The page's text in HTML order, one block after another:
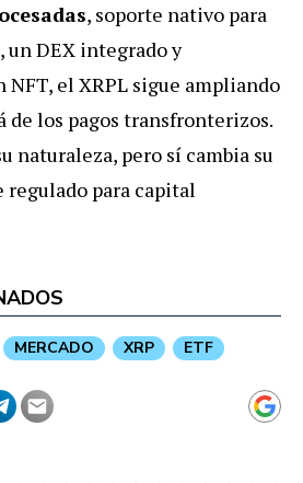
, soporte nativo para
DEX integrado y
el XRPL sigue ampliando
de los pagos transfronterizos.
naturaleza, pero sí cambia su
regulado para capital
MERCADO XRP ETF